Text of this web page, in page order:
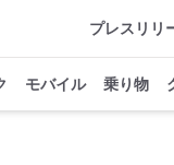
プレスリリ
モバイル 乗り物